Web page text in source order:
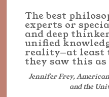
The best
experts or
and deep
unified
reality—at least
they saw this as
Jennifer Frey,
and the